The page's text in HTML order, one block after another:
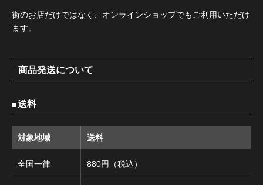
街のお店だけではなく、オンラインショップでもご利用いただけ
ます。
商品発送について
送料
対象地域 送料
全国一律 880円（税込）